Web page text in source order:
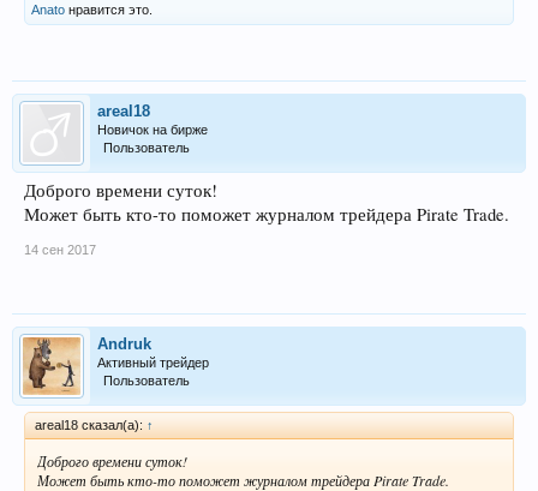
Anato нравится это.
areal18
Новичок на бирже
Пользователь
Доброго времени суток!
Может быть кто-то поможет журналом трейдера Pirate Trade.
14 сен 2017
Andruk
Активный трейдер
Пользователь
areal18 сказал(а): ↑
Доброго времени суток!
Может быть кто-то поможет журналом трейдера Pirate Trade.